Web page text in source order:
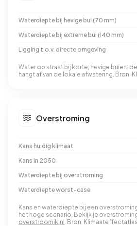
Waterdiepte bij hevige bui (70 mm)
Waterdiepte bij extreme bui (140 mm)
Ligging t.o.v. directe omgeving
Water op straat bij korte, hevige buien;
hangt af van de lokale afwatering. Bron:
Overstroming
Kans huidig klimaat
Kans in 2050
Waterdiepte bij overstroming
Waterdiepte worst-case
Kans en waterdiepte bij een
het hoge scenario. Bekijk je
overstroomik.nl . Bron: